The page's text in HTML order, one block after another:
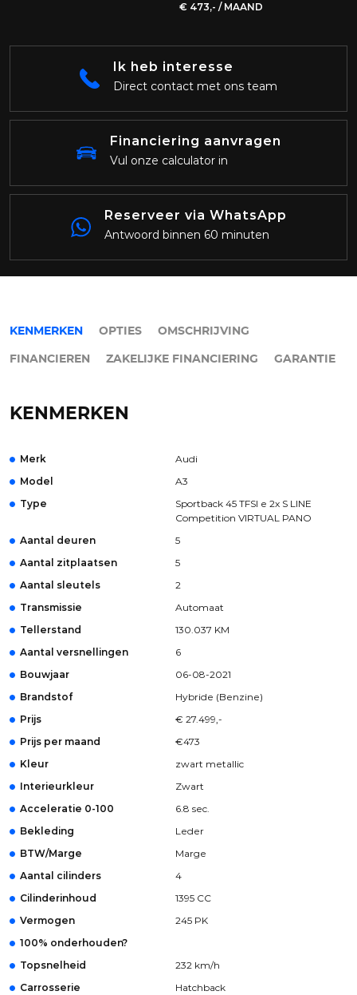
€ 473,- / MAAND
Ik heb interesse
Direct contact met ons team
Financiering aanvragen
Vul onze calculator in
Reserveer via WhatsApp
Antwoord binnen 60 minuten
KENMERKEN OPTIES OMSCHRIJVING
FINANCIEREN ZAKELIJKE FINANCIERING GARANTIE
KENMERKEN
Merk
Audi
Model
A3
Type
Sportback 45 TFSI e 2x S LINE
Competition VIRTUAL PANO
Aantal deuren
5
Aantal zitplaatsen
5
Aantal sleutels
2
Transmissie
Automaat
Tellerstand
130.037 KM
Aantal versnellingen
6
Bouwjaar
06-08-2021
Brandstof
Hybride (Benzine)
Prijs
€ 27.499,-
Prijs per maand
€473
Kleur
zwart metallic
Interieurkleur
Zwart
Acceleratie 0-100
6.8 sec.
Bekleding
Leder
BTW/Marge
Marge
Aantal cilinders
4
Cilinderinhoud
1395 CC
Vermogen
245 PK
100% onderhouden?
Topsnelheid
232 km/h
Carrosserie
Hatchback